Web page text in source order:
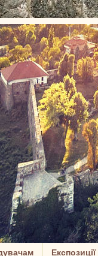
Експозиції